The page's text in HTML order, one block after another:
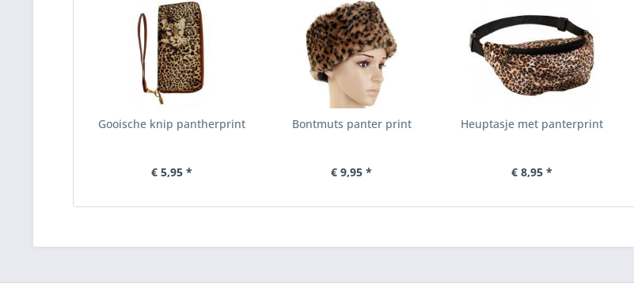
Gooische knip pantherprint
€ 5,95 *
Bontmuts panter print
€ 9,95 *
Heuptasje met panterprint
€ 8,95 *